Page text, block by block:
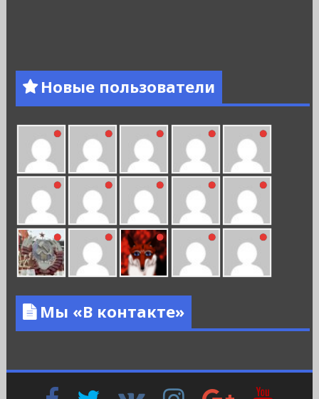
Новые пользователи
Мы «В контакте»
FacebookTwitter InstagramGoogle